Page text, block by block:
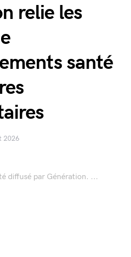
relie les
santé
2026
diffusé par Génération. ...